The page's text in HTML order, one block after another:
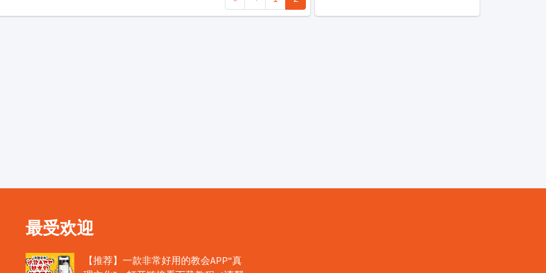
最受欢迎
【推荐】一款非常好用的教会APP“真